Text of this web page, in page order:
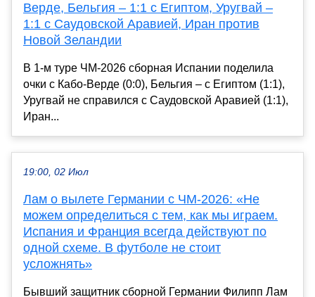
Верде, Бельгия – 1:1 с Египтом, Уругвай –
1:1 с Саудовской Аравией, Иран против
Новой Зеландии
В 1-м туре ЧМ-2026 сборная Испании поделила
очки с Кабо-Верде (0:0), Бельгия – с Египтом (1:1),
Уругвай не справился с Саудовской Аравией (1:1),
Иран...
19:00, 02 Июл
Лам о вылете Германии с ЧМ-2026: «Не
можем определиться с тем, как мы играем.
Испания и Франция всегда действуют по
одной схеме. В футболе не стоит
усложнять»
Бывший защитник сборной Германии Филипп Лам